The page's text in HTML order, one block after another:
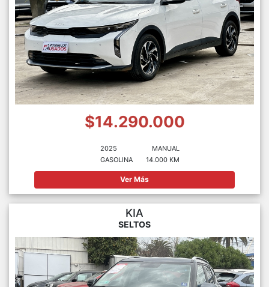
$14.290.000
2025
GASOLINA
MANUAL
14.000 KM
Ver Más
KIA
SELTOS